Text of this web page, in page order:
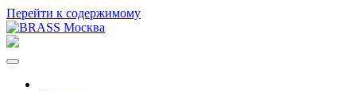
Перейти к содержимому